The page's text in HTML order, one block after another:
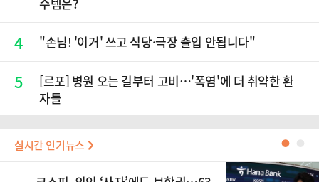
4 "손님! '이거' 쓰고 식당·극장 출입 안됩니다"
5
[르포] 병원 오는 길부터 고비…'폭염'에 더 취약한 환
자들
실시간 인기뉴스 ●